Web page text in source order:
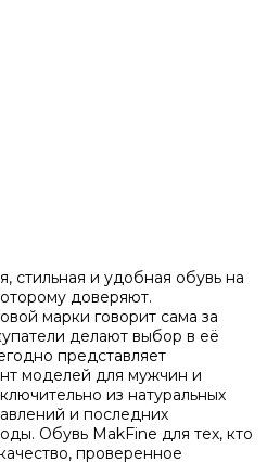
стильная и удобная обувь на
доверяют.
марки говорит сама за
делают выбор в её
представляет
моделей для мужчин и
из натуральных
и последних
Обувь MakFine для тех, кто
проверенное